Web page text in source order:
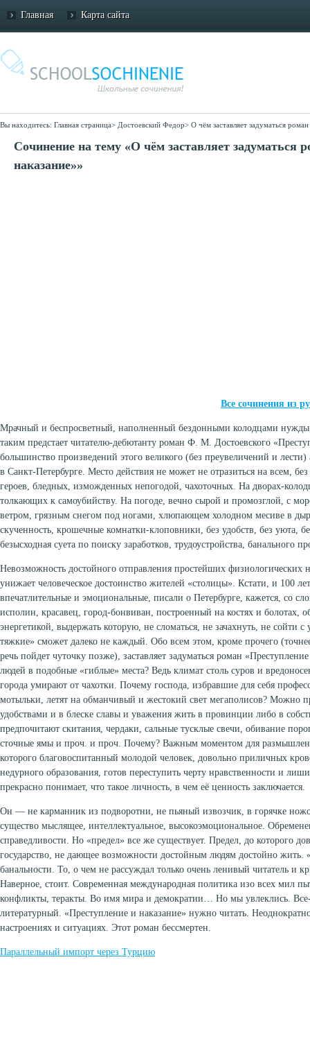
Главная Карта сайта
Вы находитесь: Главная страница> Достоевский Федор> О чём заставляет задуматься
Сочинение на тему «О чём заставляет задуматься
наказание»»
Все сочинения из
Мрачный и беспросветный, наполненный бездонными колодцами
таким предстает читателю-дебютанту роман Ф. М. Достоевского
большинство произведений этого великого (без преувеличений и лести)
в Санкт-Петербурге. Место действия не может не отразиться на всем,
героев, бледных, изможденных непогодой, чахоточных. На дворах-
толкающих к самоубийству. На погоде, вечно сырой и промозглой, с
ветром, грязным снегом под ногами, хлюпающем холодном месиве в
скученность, крошечные комнатки-клоповники, без удобств, без уюта,
безысходная суета по поиску заработков, трудоустройства, банального
Невозможность достойного отправления простейших физиологических
унижает человеческое достоинство жителей «столицы». Кстати, и 100
впечатлительные и эмоциональные, писали о Петербурге, кажется, со
исполин, красавец, город-бонвиван, построенный на костях и болотах,
энергетикой, выдержать которую, не сломаться, не зачахнуть, не сойти с
тяжкие» сможет далеко не каждый. Обо всем этом, кроме прочего
речь пойдет чуточку позже), заставляет задуматься роман
людей в подобные «гиблые» места? Ведь климат столь суров и
города умирают от чахотки. Почему господа, избравшие для себя
мотыльки, летят на обманчивый и жестокий свет мегаполисов? Можно
удобствами и в блеске славы и уважения жить в провинции либо в
предпочитают скитания, чердаки, сальные тусклые свечи, обивание
сточные ямы и проч. и проч. Почему? Важным моментом для
которого благовоспитанный молодой человек, довольно приличных
недурного образования, готов переступить черту нравственности и
прекрасно понимает, что такое личность, в чем её ценность заключается.
Он — не карманник из подворотни, не пьяный извозчик, в горячке
существо мыслящее, интеллектуальное, высокоэмоциональное.
справедливости. Но «предел» все же существует. Предел, до которого
государство, не дающее возможности достойным людям достойно жить.
банальности. То, о чем не рассуждал только очень ленивый читатель и
Наверное, стоит. Современная международная политика изо всех мил
конфликты, теракты. Во имя мира и демократии… Но мы увлеклись. Все-
литературный. «Преступление и наказание» нужно читать.
настроениях и ситуациях. Этот роман бессмертен.
Параллельный импорт через Турцию